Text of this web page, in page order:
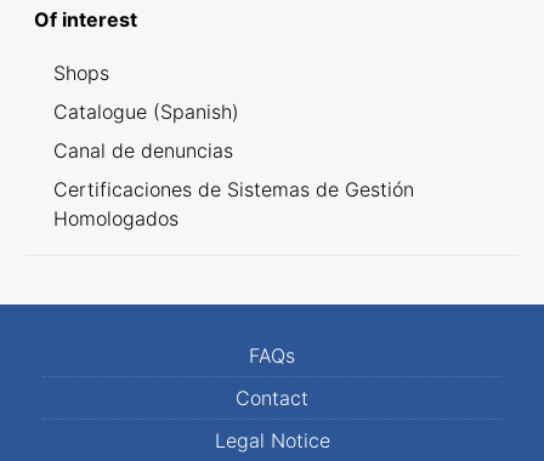
Of interest
Shops
Catalogue (Spanish)
Canal de denuncias
Certificaciones de Sistemas de Gestión
Homologados
FAQs
Contact
Legal Notice